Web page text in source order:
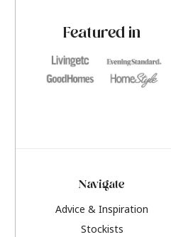
Featured in
Navigate
Advice & Inspiration
Stockists